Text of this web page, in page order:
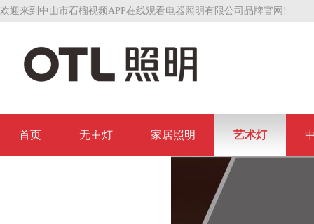
欢迎来到中山市石榴视频APP在线观看电器照明有限公司品牌官网!
首页 无主灯 家居照明 艺术灯